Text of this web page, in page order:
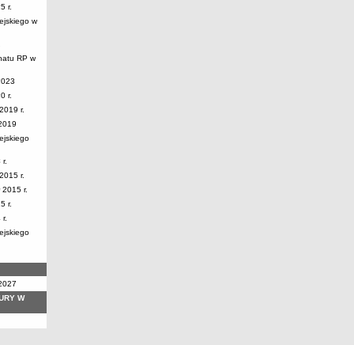
r.
w
RP w
r.
r.
r.
r.
r.
r.
r.
W